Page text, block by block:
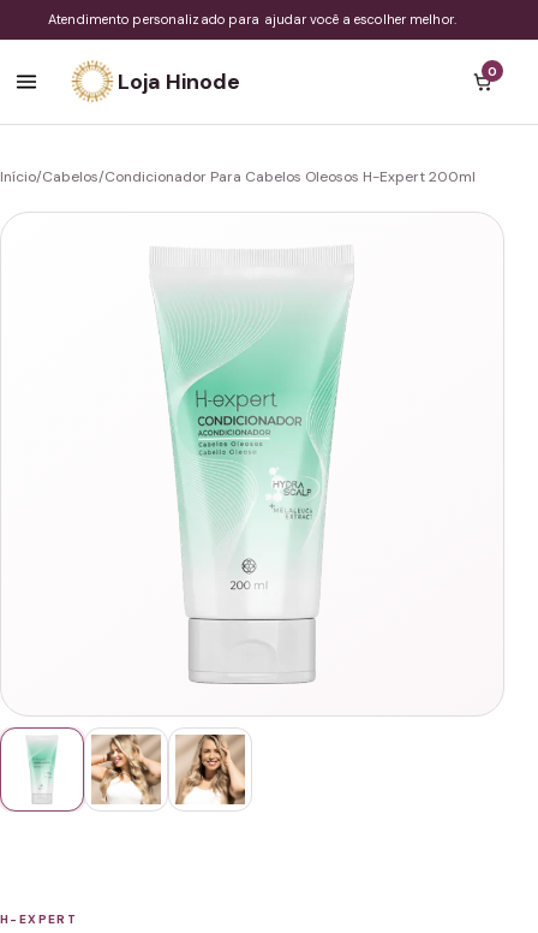
Atendimento personalizado para ajudar você a escolher melhor.
Loja Hinode 0
Início/Cabelos/Condicionador Para Cabelos Oleosos H-Expert 200ml
H-EXPERT